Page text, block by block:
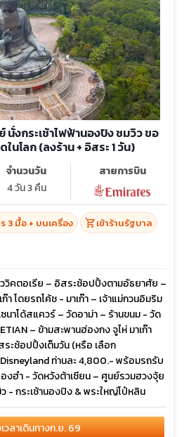
นั่งกระเช้าไฟฟ้านองปิง ชมวิว ขอ
โลก (ลงร้าน + อิสระ 1 วัน)
จำนวนวัน
4 วัน 3 คืน
สายการบิน
3 มื้อ + บนเครื่อง shopping_cartเข้าร้านรัฐบาล
วิคตอเรีย – อิสระช้อปปิ้งตามอัธยาศัย –
า โดยรถโค้ช - มาเก๊า – เจ้าแม่กวนอิมริม
นาโด้สแควร์ – วัดอาม่า – ร้านขนม - วัด
– ข้ามสะพานฮ่องกง จูไห่ มาเก๊า
ะช้อปปิ้งเต็มวัน (หรือ เลือก
ท่านละ 4,800.- พร้อมรถรับ
งฮำ - วัดหวังต้าเซียน – ศูนย์รวมฮวงจุ้ย
- กระเช้านองปิง & พระใหญ่โป๋หลิน
วลาเดินทางก.ย. 69